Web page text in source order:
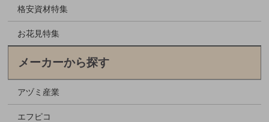
格安資材特集
お花見特集
メーカーから探す
アヅミ産業
エフピコ